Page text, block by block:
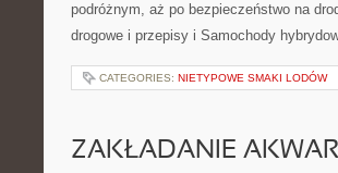
podróżnym, aż po bezpieczeństwo na
drogowe i przepisy i Samochody
CATEGORIES: NIETYPOWE SMAKI LODÓW
ZAKŁADANIE